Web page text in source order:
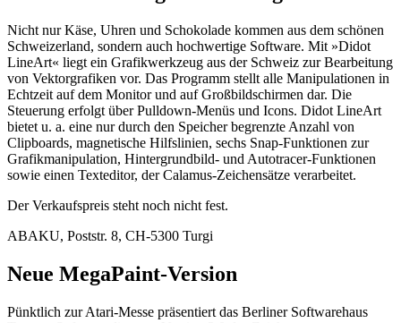
Nicht nur Käse, Uhren und Schokolade kommen aus dem schönen
Schweizerland, sondern auch hochwertige Software. Mit »Didot
LineArt« liegt ein Grafikwerkzeug aus der Schweiz zur Bearbeitung
von Vektorgrafiken vor. Das Programm stellt alle Manipulationen in
Echtzeit auf dem Monitor und auf Großbildschirmen dar. Die
Steuerung erfolgt über Pulldown-Menüs und Icons. Didot LineArt
bietet u. a. eine nur durch den Speicher begrenzte Anzahl von
Clipboards, magnetische Hilfslinien, sechs Snap-Funktionen zur
Grafikmanipulation, Hintergrundbild- und Autotracer-Funktionen
sowie einen Texteditor, der Calamus-Zeichensätze verarbeitet.
Der Verkaufspreis steht noch nicht fest.
ABAKU, Poststr. 8, CH-5300 Turgi
Neue MegaPaint-Version
Pünktlich zur Atari-Messe präsentiert das Berliner Softwarehaus